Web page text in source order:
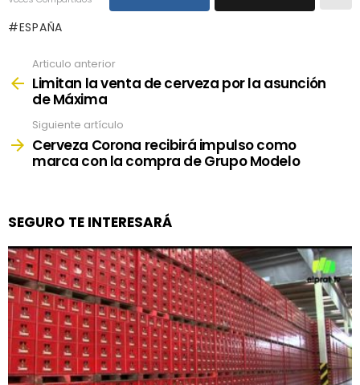
ESPAÑA
more
Articulo anterior
Limitan la venta de cerveza por la asunción
de Máxima
Siguiente artículo
Cerveza Corona recibirá impulso como
marca con la compra de Grupo Modelo
SEGURO TE INTERESARÁ